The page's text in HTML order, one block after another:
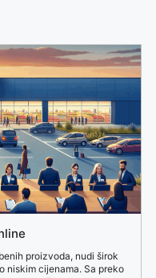
proizvoda, nudi širok
niskim cijenama. Sa preko